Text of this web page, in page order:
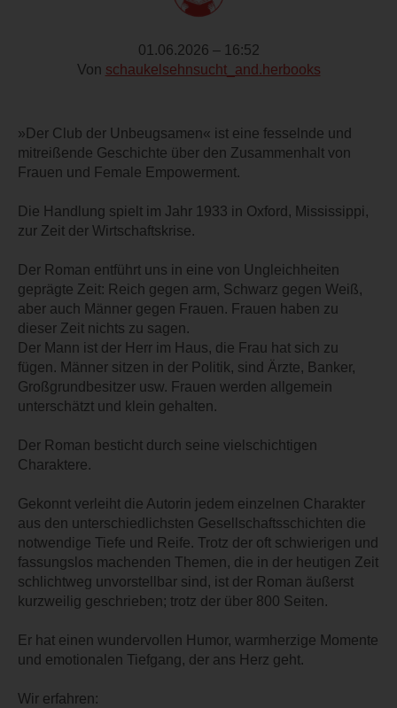
01.06.2026 – 16:52
Von schaukelsehnsucht_and.herbooks
»Der Club der Unbeugsamen« ist eine fesselnde und
mitreißende Geschichte über den Zusammenhalt von
Frauen und Female Empowerment.
Die Handlung spielt im Jahr 1933 in Oxford, Mississippi,
zur Zeit der Wirtschaftskrise.
Der Roman entführt uns in eine von Ungleichheiten
geprägte Zeit: Reich gegen arm, Schwarz gegen Weiß,
aber auch Männer gegen Frauen. Frauen haben zu
dieser Zeit nichts zu sagen.
Der Mann ist der Herr im Haus, die Frau hat sich zu
fügen. Männer sitzen in der Politik, sind Ärzte, Banker,
Großgrundbesitzer usw. Frauen werden allgemein
unterschätzt und klein gehalten.
Der Roman besticht durch seine vielschichtigen
Charaktere.
Gekonnt verleiht die Autorin jedem einzelnen Charakter
aus den unterschiedlichsten Gesellschaftsschichten die
notwendige Tiefe und Reife. Trotz der oft schwierigen und
fassungslos machenden Themen, die in der heutigen Zeit
schlichtweg unvorstellbar sind, ist der Roman äußerst
kurzweilig geschrieben; trotz der über 800 Seiten.
Er hat einen wundervollen Humor, warmherzige Momente
und emotionalen Tiefgang, der ans Herz geht.
Wir erfahren: